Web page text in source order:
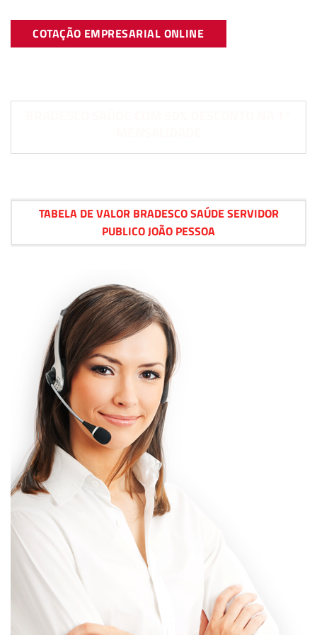
COTAÇÃO EMPRESARIAL ONLINE
TABELA DE VALOR BRADESCO SAÚDE SERVIDOR
PUBLICO JOÃO PESSOA